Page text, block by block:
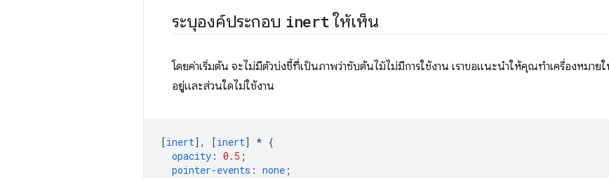
ระบุองค์ประกอบ inertให้เห็น
โดยค่าเริ่มต้น จะไม่มีตัวบ่งชี้ที่เป็นภาพว่าซับต้นไม้ไม่มีการใช้งาน เราขอแนะนำให้คุณทําเครื่องหมาย
อยู่และส่วนใดไม่ใช้งาน
[inert], [inert] * {
opacity : 0.5 ;
pointer-events : none ;